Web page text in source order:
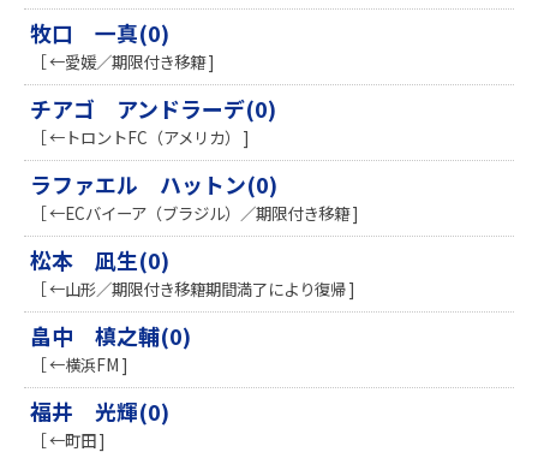
牧口 一真(0)
［ ←愛媛／期限付き移籍 ]
チアゴ アンドラーデ(0)
［ ←トロントFC（アメリカ） ]
ラファエル ハットン(0)
［ ←ECバイーア（ブラジル）／期限付き移籍 ]
松本 凪生(0)
［ ←山形／期限付き移籍期間満了により復帰 ]
畠中 槙之輔(0)
［ ←横浜FM ]
福井 光輝(0)
［ ←町田 ]